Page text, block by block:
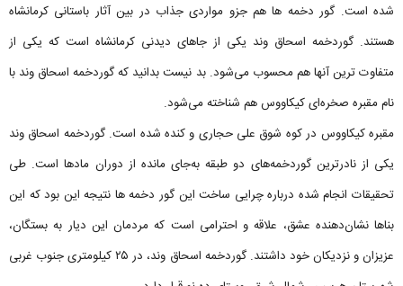
شده است. گور دخمه ها هم جزو مواردی جذاب در بین آثار باستانی کرمانشاه
هستند. گوردخمه اسحاق وند یکی از جاهای دیدنی کرمانشاه است که یکی از
متفاوت ترین آنها هم محسوب می‌شود. بد نیست بدانید که گوردخمه اسحاق وند با
نام مقبره صخره‌ای کیکاووس هم شناخته می‌شود.
مقبره‌ کیکاووس در کوه شوق علی حجاری و کنده شده است. گوردخمه اسحاق وند
یکی از نادرترین گوردخمه‌های دو طبقه‌ به‌جای مانده از دوران مادها است. طی
تحقیقات انجام شده درباره چرایی ساخت این گور دخمه ها نتیجه این بود که این
بنا‌ها نشان‌دهنده‌ عشق، علاقه و احترامی است که مردمان این دیار به بستگان،
عزیزان و نزدیکان خود‌ داشتند. گوردخمه اسحاق وند، در ۲۵ کیلومتری جنوب غربی